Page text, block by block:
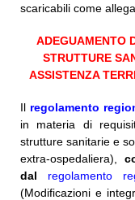
scaricabili come
ADEGUAMENTO
STRUTTURE
ASSISTENZA
Il regolamento
in materia di
strutture sanitarie e
extra-ospedaliera),
dal
regolamento
(Modificazioni e